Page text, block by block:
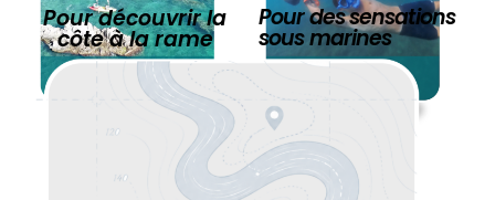
Pour découvrir la
côte à la rame
Pour des sensations
sous marines